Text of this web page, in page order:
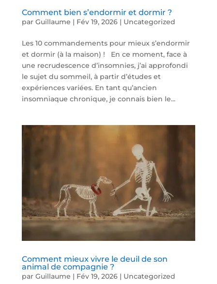
Comment bien s’endormir et dormir ?
par Guillaume | Fév 19, 2026| Uncategorized
Les 10 commandements pour mieux s’endormir
et dormir (à la maison) ! En ce moment, face à
une recrudescence d’insomnies, j’ai approfondi
le sujet du sommeil, à partir d’études et
expériences variées. En tant qu’ancien
insomniaque chronique, je connais bien le...
Comment mieux vivre le deuil de son
animal de compagnie ?
par Guillaume | Fév 19, 2026| Uncategorized